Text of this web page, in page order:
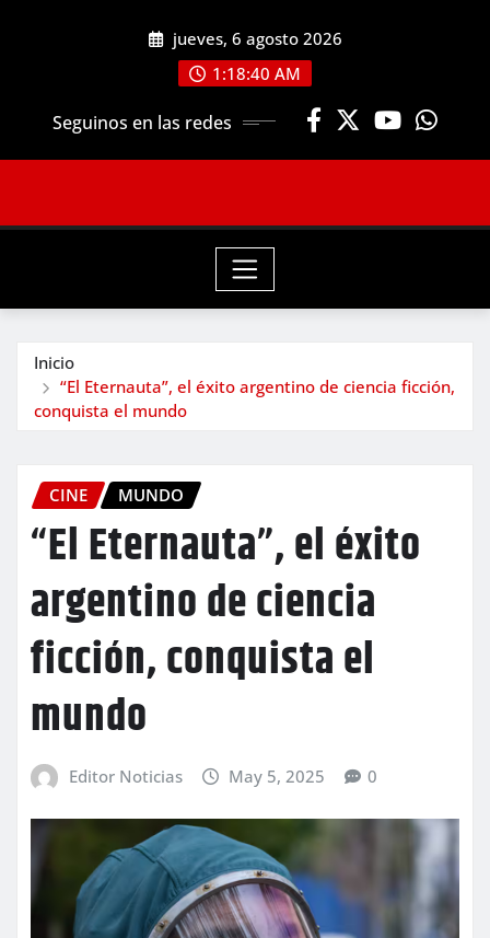
jueves, 6 agosto 2026
1:18:42 AM
Seguinos en las redes
Inicio
“El Eternauta”, el éxito argentino de ciencia ficción,
conquista el mundo
CINE MUNDO
“El Eternauta”, el éxito
argentino de ciencia
ficción, conquista el
mundo
Editor Noticias May 5, 2025 0